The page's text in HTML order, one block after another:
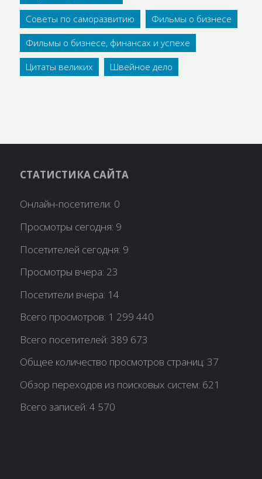
Советы по саморазвитию
Фильмы о бизнесе
Фильмы о бизнесе, финансах и успехе
Цитаты великих
Швейное дело
СТАТИСТИКА САЙТА
Онлайн-посетители: 0
Просмотры сегодня: 9
Посетителей сегодня: 9
Просмотры вчера: 23
Посетители вчера: 14
Всего просмотров: 1 299 440
Всего посетителей:389 673
Общее количество просмотров страниц:37
Обзор переходов из поисковых систем: 621
Всего записей:4 570